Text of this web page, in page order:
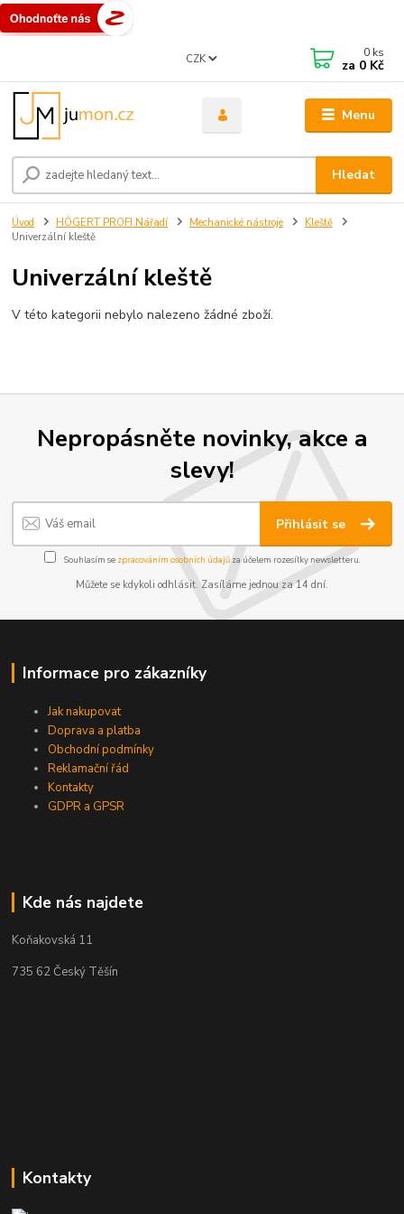
Menu
CZK
Hledat
0 ks
za 0 Kč
Úvod HÖGERT PROFI Nářadí Mechanické nástroje
Kleště
Univerzální kleště
Univerzální kleště
V této kategorii nebylo nalezeno žádné zboží.
Nepropásněte novinky, akce a
slevy!
Přihlásit se
Souhlasím se zpracováním osobních údajůza účelem rozesílky newsletteru.
Můžete se kdykoli odhlásit. Zasíláme jednou za 14 dní.
Informace pro zákazníky
Jak nakupovat
Doprava a platba
Obchodní podmínky
Reklamační řád
Kontakty
GDPR a GPSR
Kde nás najdete
Koňakovská 11
735 62 Český Těšín
Kontakty